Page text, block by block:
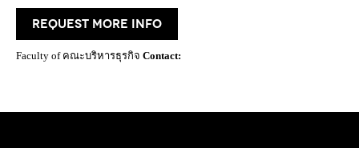
request more info
Faculty of คณะบริหารธุรกิจ Contact: